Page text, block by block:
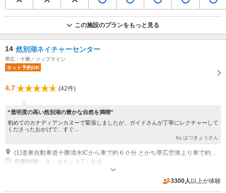
この施設のプランをもっと見る
14 然別湖ネイチャーセンター
帯広・十勝／ジップライン
ネット予約OK
4.7 (42件)
“透明度の高い然別湖の豊かな自然を満喫”
初めてのカナディアンカヌーで緊張しましたが、ガイドさんが丁寧にレクチャーして
くださったおかげで、すぐ...
by はつきょうさん
(1)道東自動車道十勝清水ICから車で約６０分 とかち帯広空港より車で約１時間３０分
営業時間：９：００～１7：００
3300人 以上が体験